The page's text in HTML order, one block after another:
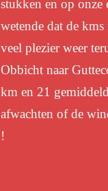
stukken en op onze
wetende dat de
veel plezier weer
Obbicht naar
km en 21
afwachten of de
!